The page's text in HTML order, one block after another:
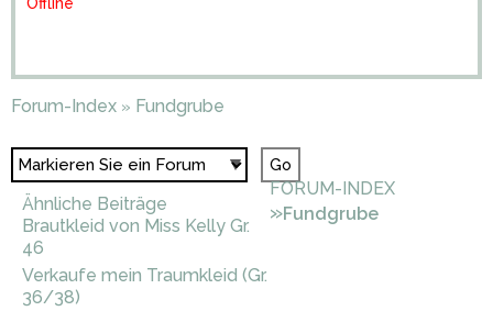
Forum-Index » Fundgrube
Ähnliche Beiträge
Brautkleid von Miss Kelly Gr.
46
Verkaufe mein Traumkleid (Gr.
36/38)
FORUM-INDEX
»Fundgrube